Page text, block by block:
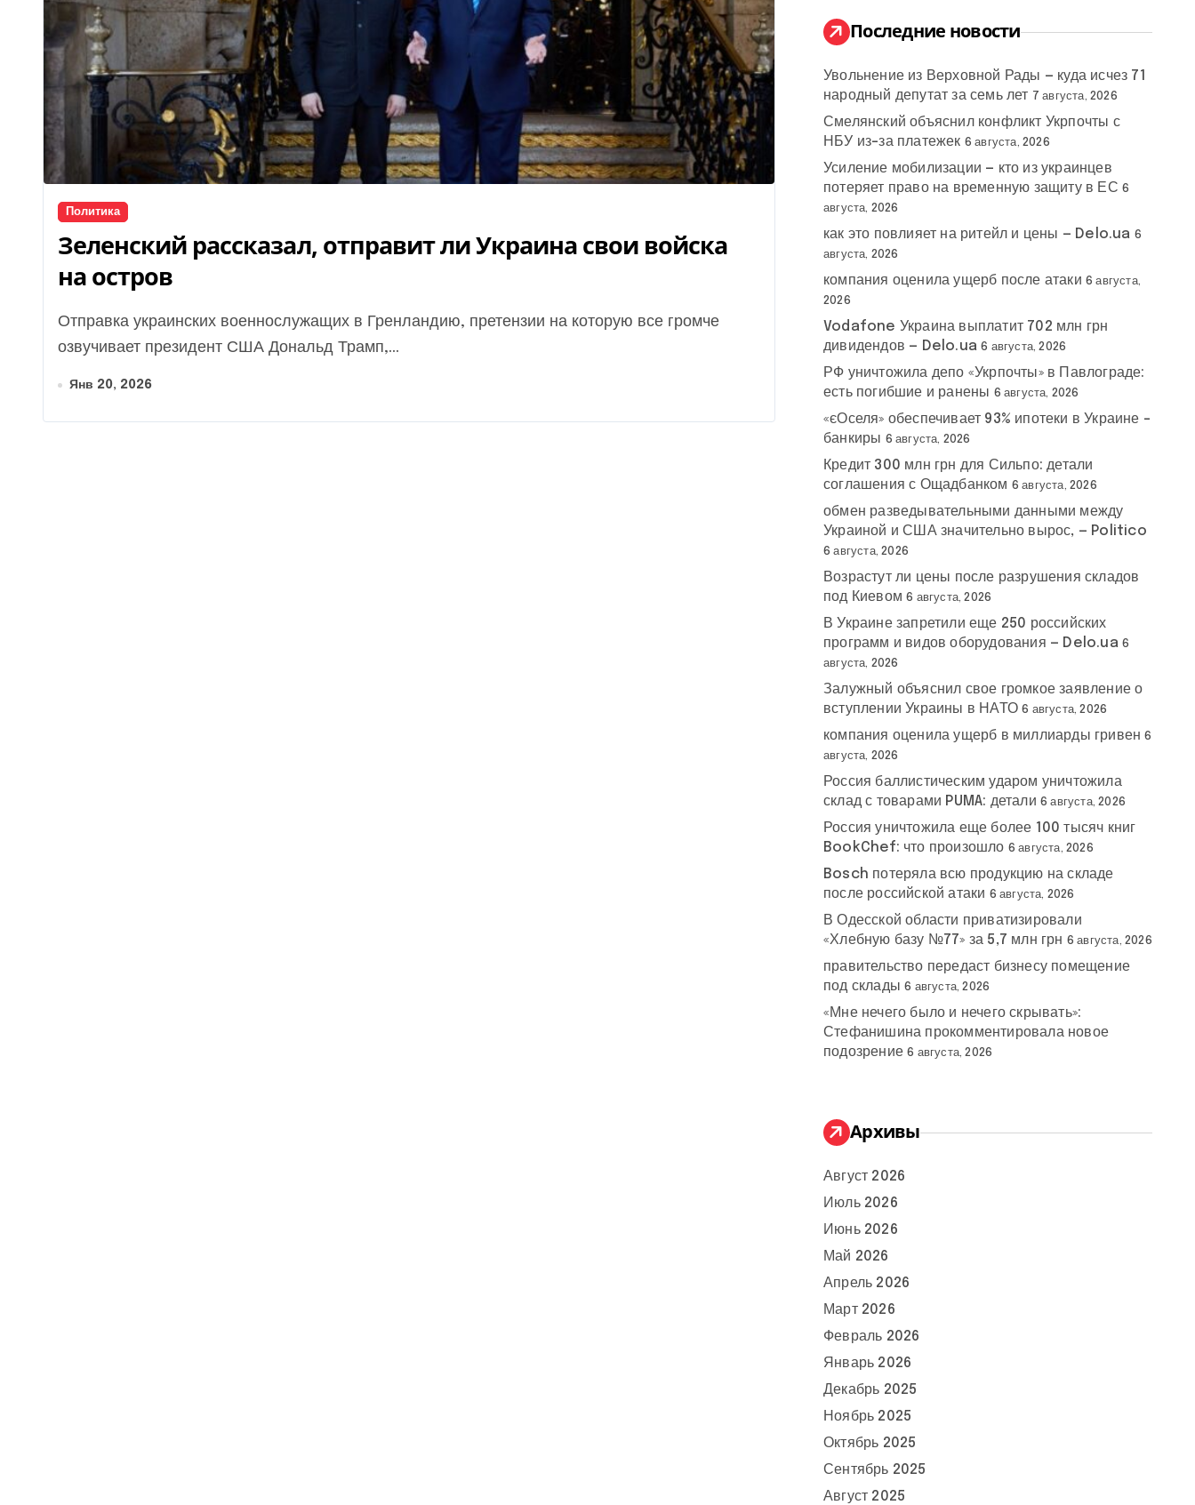
Политика
Зеленский рассказал, отправит ли Украина свои войска
на остров
Отправка украинских военнослужащих в Гренландию, претензии на которую все громче
озвучивает президент США Дональд Трамп,...
Янв 20, 2026
:
Последние новости
Увольнение из Верховной Рады — куда исчез 71
народный депутат за семь лет 7 августа, 2026
Смелянский объяснил конфликт Укрпочты с
НБУ из-за платежек 6 августа, 2026
Усиление мобилизации — кто из украинцев
потеряет право на временную защиту в ЕС 6
августа, 2026
как это повлияет на ритейл и цены — Delo.ua 6
августа, 2026
компания оценила ущерб после атаки 6 августа,
2026
Vodafone Украина выплатит 702 млн грн
дивидендов — Delo.ua 6 августа, 2026
РФ уничтожила депо «Укрпочты» в Павлограде:
есть погибшие и ранены 6 августа, 2026
«єОселя» обеспечивает 93% ипотеки в Украине –
банкиры 6 августа, 2026
Кредит 300 млн грн для Сильпо: детали
соглашения с Ощадбанком 6 августа, 2026
обмен разведывательными данными между
Украиной и США значительно вырос, — Politico
6 августа, 2026
Возрастут ли цены после разрушения складов
под Киевом 6 августа, 2026
В Украине запретили еще 250 российских
программ и видов оборудования — Delo.ua 6
августа, 2026
Залужный объяснил свое громкое заявление о
вступлении Украины в НАТО 6 августа, 2026
компания оценила ущерб в миллиарды гривен 6
августа, 2026
Россия баллистическим ударом уничтожила
склад с товарами PUMA: детали 6 августа, 2026
Россия уничтожила еще более 100 тысяч книг
BookChef: что произошло 6 августа, 2026
Bosch потеряла всю продукцию на складе
после российской атаки 6 августа, 2026
В Одесской области приватизировали
«Хлебную базу №77» за 5,7 млн грн 6 августа, 2026
правительство передаст бизнесу помещение
под склады 6 августа, 2026
«Мне нечего было и нечего скрывать»:
Стефанишина прокомментировала новое
подозрение 6 августа, 2026
Архивы
Август 2026
Июль 2026
Июнь 2026
Май 2026
Апрель 2026
Март 2026
Февраль 2026
Январь 2026
Декабрь 2025
Ноябрь 2025
Октябрь 2025
Сентябрь 2025
Август 2025